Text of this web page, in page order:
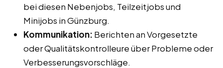
bei diesen Nebenjobs, Teilzeitjobs und
Minijobs in Günzburg.
Kommunikation: Berichten an Vorgesetzte
oder Qualitätskontrolleure über Probleme oder
Verbesserungsvorschläge.